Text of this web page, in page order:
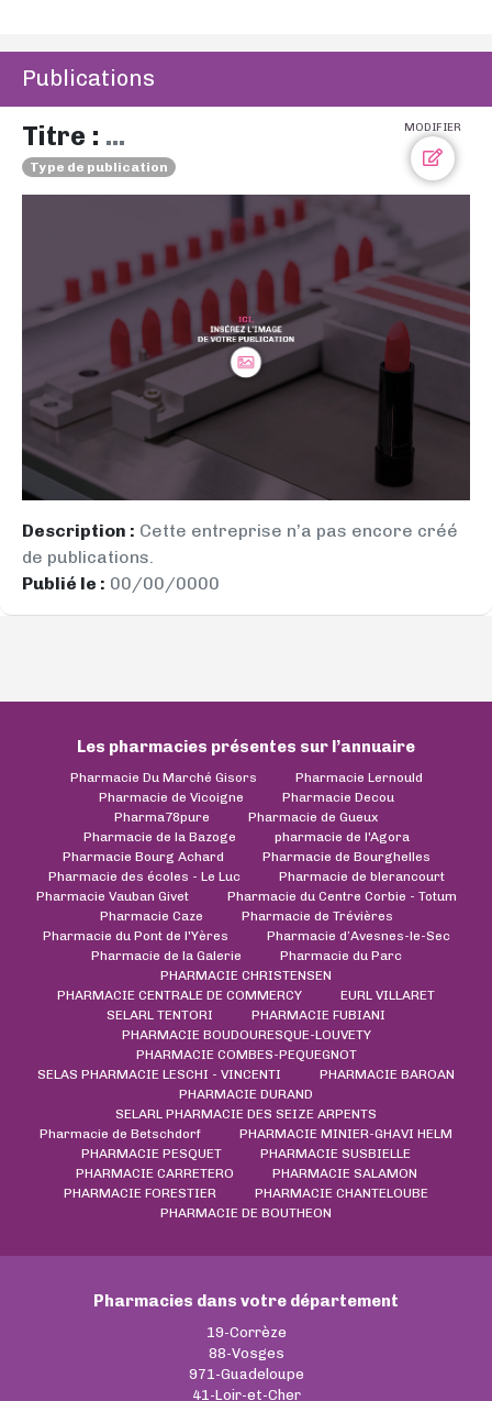
Publications
MODIFIER
Titre : ...
Type de publication
Description : Cette entreprise n’a pas encore créé
de publications.
Publié le : 00/00/0000
Les pharmacies présentes sur l’annuaire
Pharmacie Du Marché Gisors
Pharmacie Lernould
Pharmacie de Vicoigne
Pharmacie Decou
Pharma78pure
Pharmacie de Gueux
Pharmacie de la Bazoge
pharmacie de l'Agora
Pharmacie Bourg Achard
Pharmacie de Bourghelles
Pharmacie des écoles - Le Luc
Pharmacie de blerancourt
Pharmacie Vauban Givet
Pharmacie du Centre Corbie - Totum
Pharmacie Caze
Pharmacie de Trévières
Pharmacie du Pont de l'Yères
Pharmacie d’Avesnes-le-Sec
Pharmacie de la Galerie
Pharmacie du Parc
PHARMACIE CHRISTENSEN
PHARMACIE CENTRALE DE COMMERCY
EURL VILLARET
SELARL TENTORI
PHARMACIE FUBIANI
PHARMACIE BOUDOURESQUE-LOUVETY
PHARMACIE COMBES-PEQUEGNOT
SELAS PHARMACIE LESCHI - VINCENTI
PHARMACIE BAROAN
PHARMACIE DURAND
SELARL PHARMACIE DES SEIZE ARPENTS
Pharmacie de Betschdorf
PHARMACIE MINIER-GHAVI HELM
PHARMACIE PESQUET
PHARMACIE SUSBIELLE
PHARMACIE CARRETERO
PHARMACIE SALAMON
PHARMACIE FORESTIER
PHARMACIE CHANTELOUBE
PHARMACIE DE BOUTHEON
Pharmacies dans votre département
19-Corrèze
88-Vosges
971-Guadeloupe
41-Loir-et-Cher